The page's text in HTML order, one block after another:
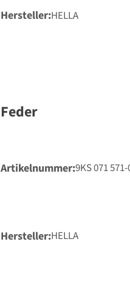
Hersteller HELLA
Feder
Artikelnummer 9KS 071
Hersteller HELLA